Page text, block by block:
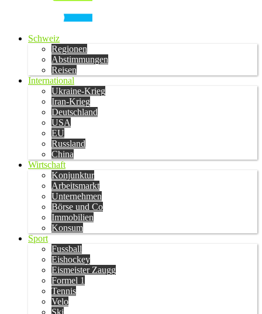
Schweiz
Regionen
Abstimmungen
Reisen
International
Ukraine-Krieg
Iran-Krieg
Deutschland
USA
EU
Russland
China
Wirtschaft
Konjunktur
Arbeitsmarkt
Unternehmen
Börse und Co
Immobilien
Konsum
Sport
Fussball
Eishockey
Eismeister Zaugg
Formel 1
Tennis
Velo
Ski